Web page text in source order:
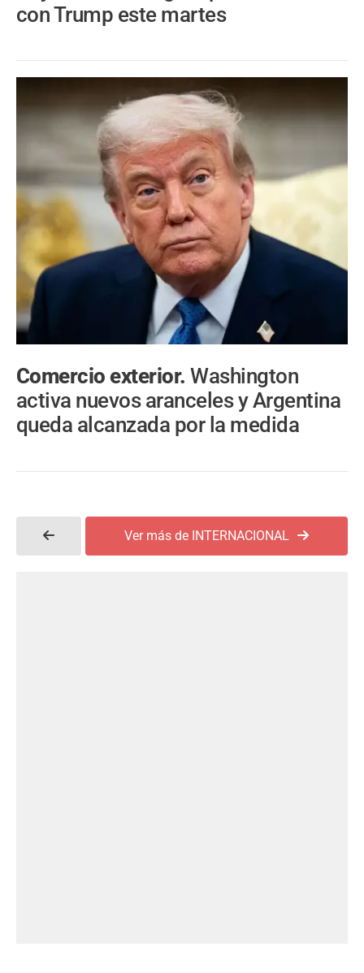
con Trump este martes
Comercio exterior.Washington
activa nuevos aranceles y Argentina
queda alcanzada por la medida
Ver más de INTERNACIONAL